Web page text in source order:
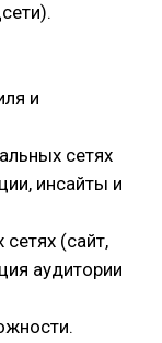
и
сетях
инсайты и
(сайт,
аудитории